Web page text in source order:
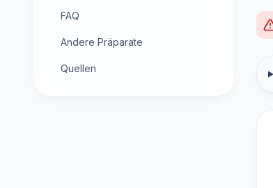
FAQ
Andere Präparate
Quellen